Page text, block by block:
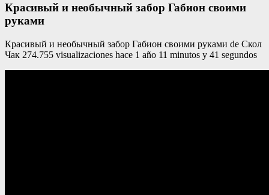
Красивый и необычный забор Габион своими
руками
Красивый и необычный забор Габион своими руками de Скол
Чак 274.755 visualizaciones hace 1 año 11 minutos y 41 segundos